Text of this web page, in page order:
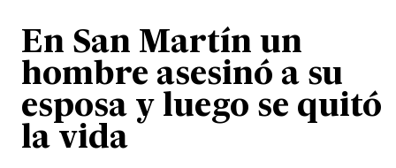
En San Martín un
hombre asesinó a su
esposa y luego se quitó
la vida